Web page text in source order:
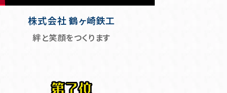
株式会社 鶴ヶ崎鉄工
絆と笑顔をつくります